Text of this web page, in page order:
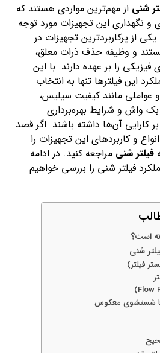
شنی از مهم‌ترین مواردی هستند که
و نگهداری این تجهیزات مورد توجه
از پرکاربردترین تجهیزات در
و وظیفه حذف ذرات معلق،
را بر عهده دارند. با این
این فیلترها تنها به انتخاب
مانند کیفیت سیلیس،
واش و شرایط بهره‌برداری
کارایی آن‌ها داشته باشند. اگر قصد
و کاربردهای این تجهیزات را
فیلتر شنی مراجعه کنید. در ادامه
فیلتر شنی را بررسی خواهیم
است؟
شنی
فیلتر)